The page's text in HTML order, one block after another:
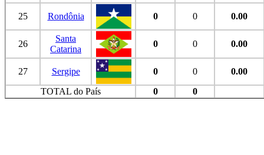
25 Rondônia 0 0 0.00
26
Santa
Catarina
0 0 0.00
27 Sergipe 0 0
0.00
TOTAL do País
0 0